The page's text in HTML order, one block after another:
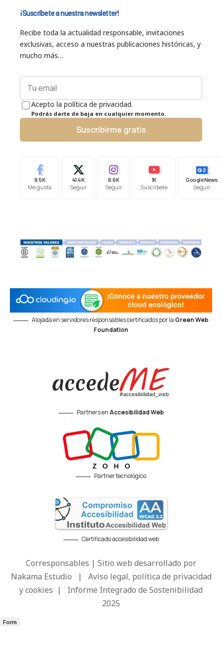
¡Suscríbete a nuestra newsletter!
Recibe toda la actualidad responsable, invitaciones
exclusivas, acceso a nuestras publicaciones históricas, y
mucho más…
Acepto la política de privacidad.
Podrás darte de baja en cualquier momento.
Suscribirme gratis
9.5K
Me gusta
41.4K
Seguir
6.6K
Seguir
1K
Suscríbete
Google News
Seguir
Alojada en servidores responsables certificados por la Green Web
Foundation
Partners enAccesibilidad Web
Partner tecnológico
Certificado accesibilidad web
Corresponsables | Sitio web desarrollado por
Nakama Estudio | Aviso legal, política de privacidad
y cookies | Informe Integrado de Sostenibilidad
2025
Form